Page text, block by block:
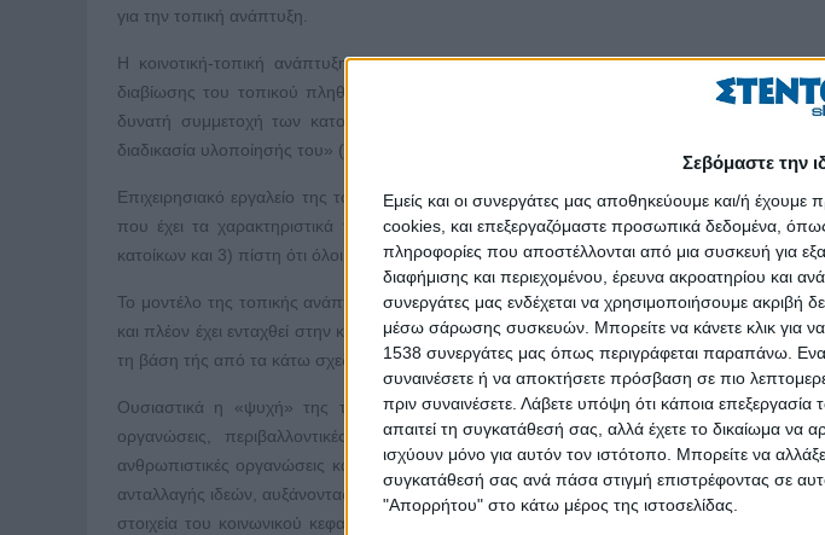
Σεβόμαστε την
Εμείς και οι συνεργάτες μας αποθηκεύουμε και/ή
cookies, και επεξεργαζόμαστε προσωπικά δεδομένα,
πληροφορίες που αποστέλλονται από μια συσκευή για
διαφήμισης και περιεχομένου, έρευνα ακροατηρίου και
συνεργάτες μας ενδέχεται να χρησιμοποιήσουμε ακριβή
μέσω σάρωσης συσκευών. Μπορείτε να κάνετε κλικ για
1538 συνεργάτες μας όπως περιγράφεται παραπάνω.
συναινέσετε ή να αποκτήσετε πρόσβαση σε πιο
πριν συναινέσετε. Λάβετε υπόψη ότι κάποια
απαιτεί τη συγκατάθεσή σας, αλλά έχετε το δικαίωμα να
ισχύουν μόνο για αυτόν τον ιστότοπο. Μπορείτε να
συγκατάθεσή σας ανά πάσα στιγμή επιστρέφοντας σε
"Απορρήτου" στο κάτω μέρος της ιστοσελίδας.
για την τοπική ανάπτυξη.
Η κοινοτική-τοπική ανάπτυξη είναι η «σχεδιασμένη αλλαγή σε κοινοτικό επίπεδο
διαβίωσης του τοπικού πληθυσμού και μπορεί να υποβοηθηθεί από έναν φορέα αλλαγής
δυνατή συμμετοχή των κατοίκων τόσο στον προσδιορισμό του περιεχομένου του
διαδικασία υλοποίησής του» («Τοπική ανάπτυξη», 1986, καθηγητής Γ. Δαουτόπουλος).
Επιχειρησιακό εργαλείο της τοπικής-κοινοτικής ανάπτυξης θα μπορούσε να γίνει μια
που έχει τα χαρακτηριστικά του «τόπου», δηλαδή 1) κοινά γεωγραφικά χαρακτηριστικά,
κατοίκων και 3) πίστη ότι όλοι μαζί έχουν κοινό μέλλον.
Το μοντέλο της τοπικής ανάπτυξης μπήκε σε εφαρμογή με την πρωτοβουλία LEADER
και πλέον έχει ενταχθεί στην κύρια μορφή αντιμετώπισης θεμάτων τοπικής ανάπτυξης. Οι
τη βάση τής από τα κάτω σχεδιαζόμενης ανάπτυξης, όπου μετέχουν όλες οι οργανώσεις της
Ουσιαστικά η «ψυχή» της τοπικής ανάπτυξης και της κοινωνίας είναι οι οργανώσεις
οργανώσεις, περιβαλλοντικές ομάδες, πολιτιστικοί φορείς, αθλητικοί σύλλογοι,
ανθρωπιστικές οργανώσεις και πολλές άλλες ποικιλώνυμες δομές δίνουν ευκαιρίες
ανταλλαγής ιδεών, αυξάνοντας την εμπιστοσύνη μεταξύ των κατοίκων και βελτιώνοντας τη
στοιχεία του κοινωνικού κεφαλαίου, το οποίο είναι απαραίτητο για την εκκίνηση αλλά και